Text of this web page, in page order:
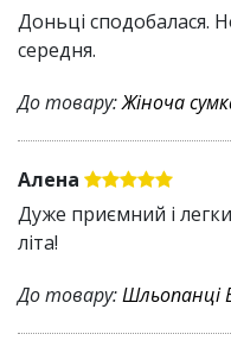
Доньці сподобалася.
середня.
До товару:Жіноча
Алена
Дуже приємний і
літа!
До товару:Шльопанці